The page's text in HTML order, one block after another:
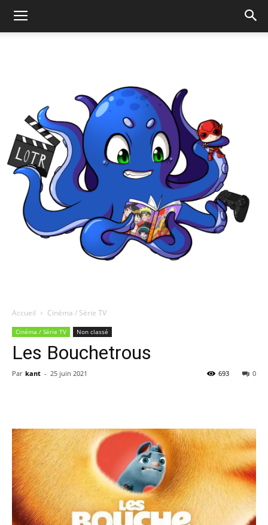
Accueil Cinéma / Série TV
Cinéma / Série TV Non classé
Les Bouchetrous
Par kant - 25 juin 2021 0
693